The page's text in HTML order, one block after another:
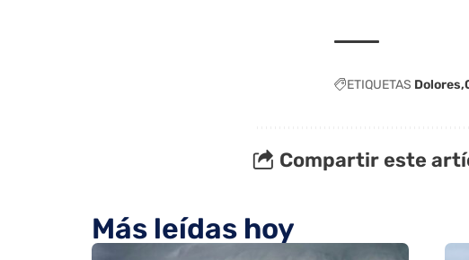
ETIQUETAS Dolores
Compartir este
Más leídas hoy